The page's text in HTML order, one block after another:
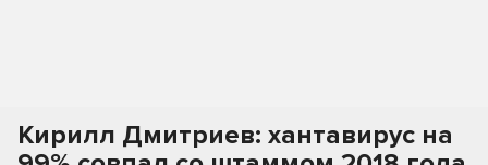
Кирилл Дмитриев: хантавирус на